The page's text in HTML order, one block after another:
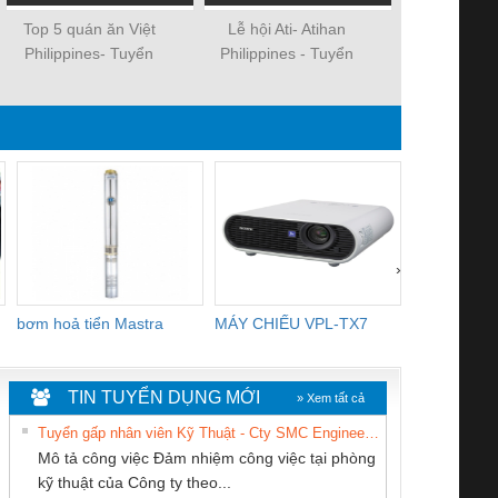
Top 5 quán ăn Việt
Philippines- Tuyển
philippines
Lễ hội Ati- Atihan
Philippines - Tuyển
Philippines
bơm hoả tiển Mastra MÁY CHIẾU VPL-TX7
›
TIN TUYỂN DỤNG MỚI » Xem tất cả
Tuyển gấp nhân viên Kỹ Thuật - Cty SMC Engineering
Mô tả công việc Đảm nhiệm công việc tại phòng
kỹ thuật của Công ty theo...